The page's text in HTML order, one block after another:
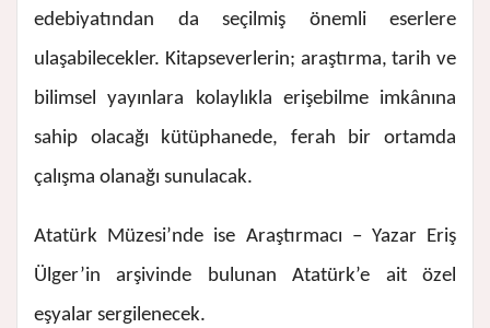
edebiyatından da seçilmiş önemli eserlere
ulaşabilecekler. Kitapseverlerin; araştırma, tarih ve
bilimsel yayınlara kolaylıkla erişebilme imkânına
sahip olacağı kütüphanede, ferah bir ortamda
çalışma olanağı sunulacak.
Atatürk Müzesi’nde ise Araştırmacı – Yazar Eriş
Ülger’in arşivinde bulunan Atatürk’e ait özel
eşyalar sergilenecek.